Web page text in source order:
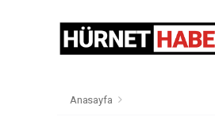
Anasayfa